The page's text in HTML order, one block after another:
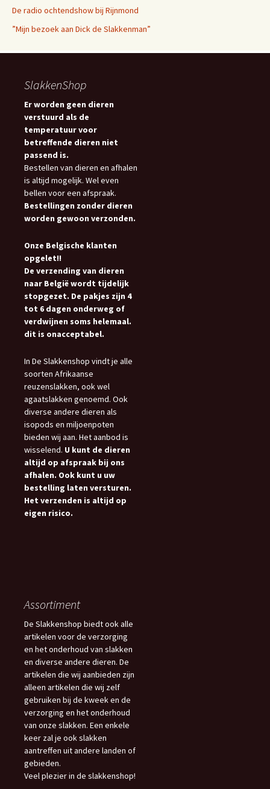
De radio ochtendshow bij Rijnmond
”Mijn bezoek aan Dick de Slakkenman”
SlakkenShop
Er worden geen dieren
verstuurd als de
temperatuur voor
betreffende dieren niet
passend is.
Bestellen van dieren en afhalen
is altijd mogelijk. Wel even
bellen voor een afspraak.
Bestellingen zonder dieren
worden gewoon verzonden.
Onze Belgische klanten
opgelet!!
De verzending van dieren
naar België wordt tijdelijk
stopgezet. De pakjes zijn 4
tot 6 dagen onderweg of
verdwijnen soms helemaal.
dit is onacceptabel.
In De Slakkenshop vindt je alle
soorten Afrikaanse
reuzenslakken, ook wel
agaatslakken genoemd. Ook
diverse andere dieren als
isopods en miljoenpoten
bieden wij aan. Het aanbod is
wisselend. U kunt de dieren
altijd op afspraak bij ons
afhalen. Ook kunt u uw
bestelling laten versturen.
Het verzenden is altijd op
eigen risico.
Assortiment
De Slakkenshop biedt ook alle
artikelen voor de verzorging
en het onderhoud van slakken
en diverse andere dieren. De
artikelen die wij aanbieden zijn
alleen artikelen die wij zelf
gebruiken bij de kweek en de
verzorging en het onderhoud
van onze slakken. Een enkele
keer zal je ook slakken
aantreffen uit andere landen of
gebieden.
Veel plezier in de slakkenshop!